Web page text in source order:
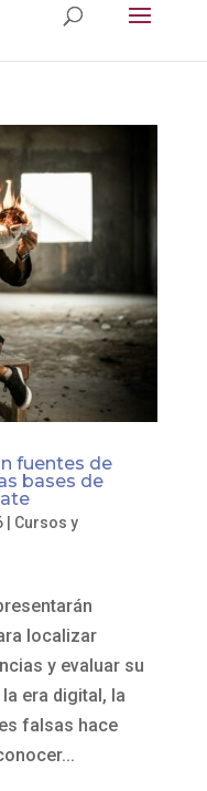
fuentes de
bases de
| Cursos y
localizar
y evaluar su
era digital, la
falsas hace